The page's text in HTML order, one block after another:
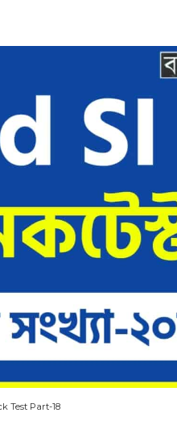
Test Part-18